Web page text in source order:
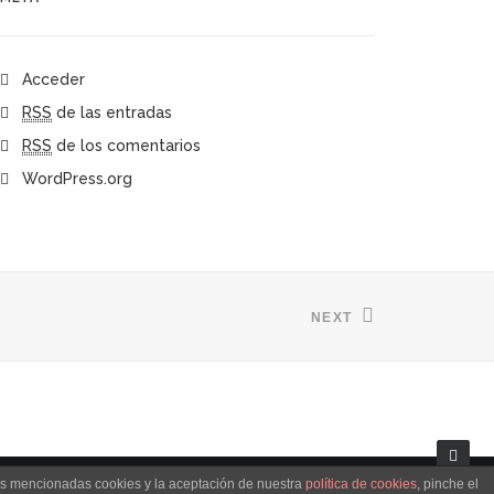
Acceder
RSS de las entradas
RSS de los comentarios
WordPress.org
NEXT
mencionadas cookies y la aceptación de nuestra política de cookies, pinche el